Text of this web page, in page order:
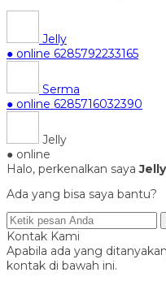
Jelly
● online 6285792233165
Serma
● online 6285716032390
Jelly
● online
Halo, perkenalkan sayaJelly
Ada yang bisa saya bantu?
Kontak Kami
Apabila ada yang
kontak di bawah ini.